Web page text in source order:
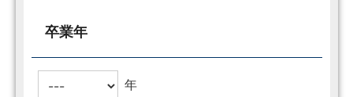
卒業年
年